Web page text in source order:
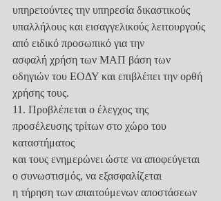
υπηρετούντες την υπηρεσία δικαστικούς
υπαλλήλους και εισαγγελικούς λειτουργούς
από ειδικό προσωπικό για την
ασφαλή χρήση των ΜΑΠ βάση των
οδηγιών του ΕΟΔΥ και επιβλέπει την ορθή
χρήσης τους.
11. Προβλέπεται ο έλεγχος της
προσέλευσης τρίτων στο χώρο του
καταστήματος
και τους ενημερώνει ώστε να αποφεύγεται
ο συνωστισμός, να εξασφαλίζεται
η τήρηση των απαιτούμενων αποστάσεων